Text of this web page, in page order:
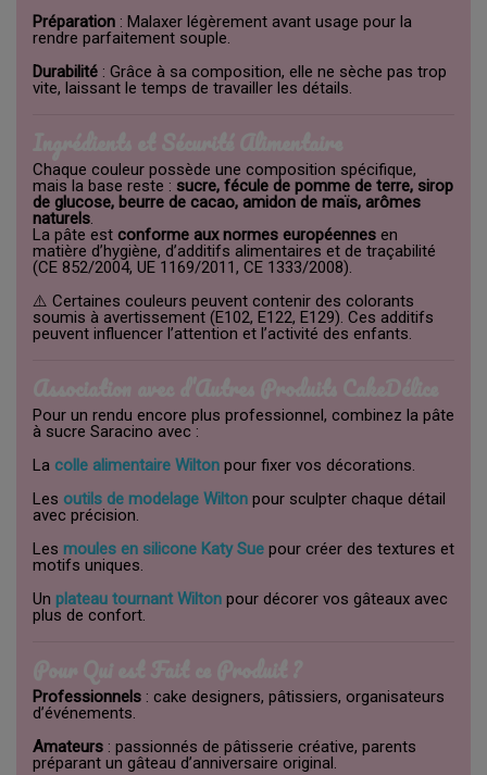
Préparation : Malaxer légèrement avant usage pour la
rendre parfaitement souple.
Durabilité : Grâce à sa composition, elle ne sèche pas trop
vite, laissant le temps de travailler les détails.
Chaque couleur possède une composition spécifique,
mais la base reste : sucre, fécule de pomme de terre, sirop
de glucose, beurre de cacao, amidon de maïs, arômes
naturels.
La pâte est conforme aux normes européennes en
matière d’hygiène, d’additifs alimentaires et de traçabilité
(CE 852/2004, UE 1169/2011, CE 1333/2008).
⚠️ Certaines couleurs peuvent contenir des colorants
soumis à avertissement (E102, E122, E129). Ces additifs
peuvent influencer l’attention et l’activité des enfants.
Pour un rendu encore plus professionnel, combinez la pâte
à sucre Saracino avec :
La colle alimentaire Wilton pour fixer vos décorations.
Les outils de modelage Wilton pour sculpter chaque détail
avec précision.
Les moules en silicone Katy Sue pour créer des textures et
motifs uniques.
Un plateau tournant Wilton pour décorer vos gâteaux avec
plus de confort.
Professionnels : cake designers, pâtissiers, organisateurs
d’événements.
Amateurs : passionnés de pâtisserie créative, parents
préparant un gâteau d’anniversaire original.